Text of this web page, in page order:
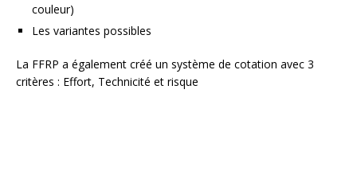
couleur)
Les variantes possibles
La FFRP a également créé un système de cotation avec 3
critères : Effort, Technicité et risque